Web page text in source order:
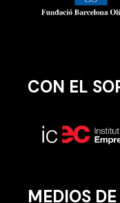
CON EL
MEDIOS